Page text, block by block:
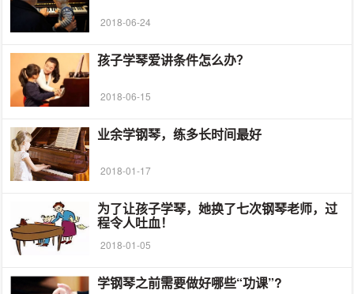
2018-06-24
孩子学琴爱讲条件怎么办？
2018-06-15
业余学钢琴，练多长时间最好
2018-01-17
为了让孩子学琴，她换了七次钢琴老师，过
程令人吐血！
2018-01-05
学钢琴之前需要做好哪些“功课”?